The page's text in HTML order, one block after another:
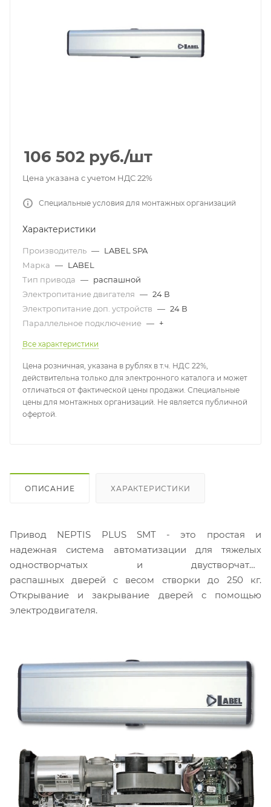
106 502 руб./шт
Цена указана с учетом НДС 22%
Специальные условия для монтажных организаций
Характеристики
Производитель — LABEL SPA
Марка — LABEL
Тип привода — распашной
Электропитание двигателя — 24 В
Электропитание доп. устройств — 24 В
Параллельное подключение — +
Все характеристики
Цена розничная, указана в рублях в т.ч. НДС 22%,
действительна только для электронного каталога и может
отличаться от фактической цены продажи. Специальные
цены для монтажных организаций. Не является публичной
офертой.
ОПИСАНИЕ ХАРАКТЕРИСТИКИ
Привод NEPTIS PLUS SMT - это простая и
надежная система автоматизации для тяжелых
одностворчатых и двустворчатых
распашных дверей с весом створки до 250 кг.
Открывание и закрывание дверей с помощью
электродвигателя.